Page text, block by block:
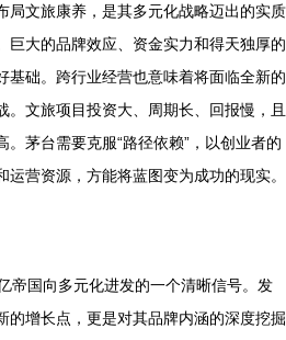
局文旅康养，是其多元化战略迈出的实质
巨大的品牌效应、资金实力和得天独厚的
基础。跨行业经营也意味着将面临全新的
。文旅项目投资大、周期长、回报慢，且
茅台需要克服“路径依赖”，以创业者的
营资源，方能将蓝图变为成功的现实。
帝国向多元化进发的一个清晰信号。发
的增长点，更是对其品牌内涵的深度挖掘